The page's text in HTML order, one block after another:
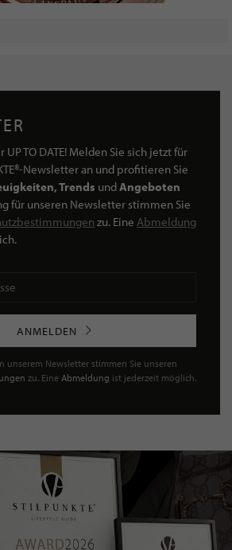
TO DATE! Melden Sie sich jetzt für
Newsletter an und profitieren Sie
Trends undAngeboten
für unseren Newsletter stimmen Sie
zu. Eine Abmeldung
ANMELDEN
unserem Newsletter stimmen Sie unseren
zu. Eine Abmeldung ist jederzeit möglich.